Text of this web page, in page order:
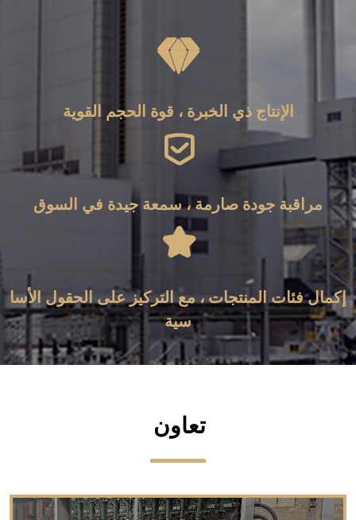

الإنتاج ذي الخبرة ، قوة الحجم القوية

مراقبة جودة صارمة ، سمعة جيدة في السوق

إكمال فئات المنتجات ، مع التركيز على الحقول الأسا
سية
تعاون